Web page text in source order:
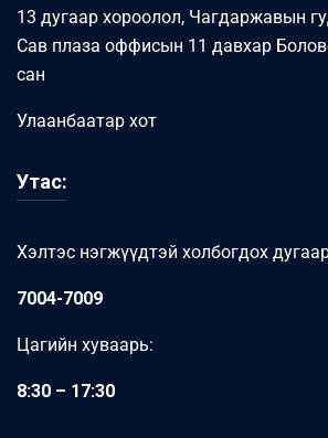
13 дугаар хороолол, Чагдаржавын
Сав плаза оффисын 11 давхар
сан
Улаанбаатар хот
Утас:
Хэлтэс нэгжүүдтэй холбогдох
7004-7009
Цагийн хуваарь:
8:30 – 17:30